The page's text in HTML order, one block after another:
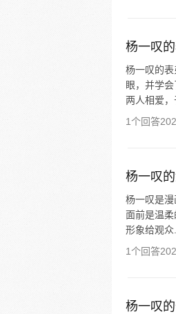
杨一叹
杨一叹的
眼，并学
两人相爱，
1个回答
杨一叹
杨一叹是
面前是温
形象给观众...
1个回答
杨一叹